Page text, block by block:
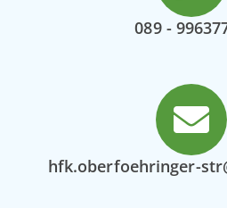
089 -
hfk.oberfoehringer-